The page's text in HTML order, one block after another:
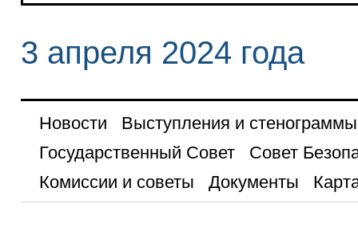
3 апреля 2024 года
Новости
Выступления и стенограммы
Государственный Совет
Совет
Комиссии и советы
Документы